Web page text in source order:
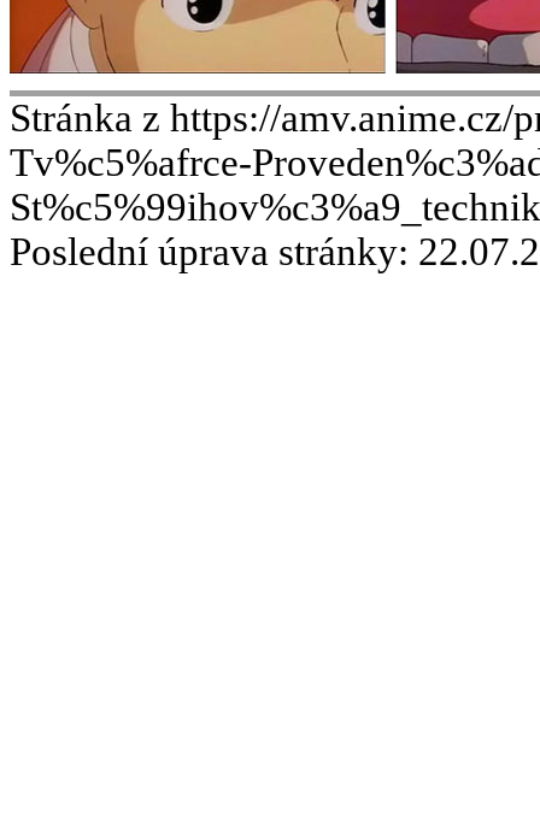
Stránka z https://
Tv%c5%afrce-
Poslední úprava stránky: